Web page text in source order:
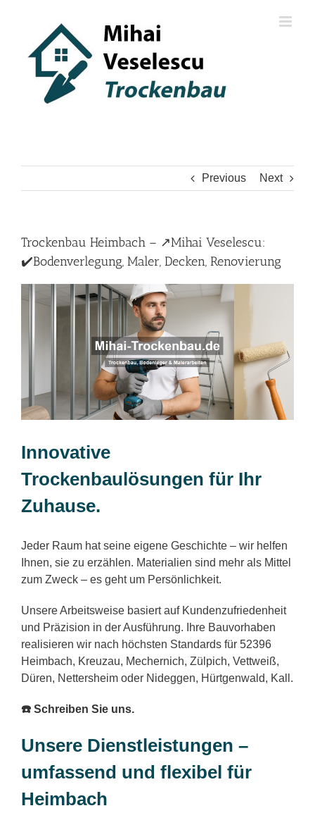
Previous Next
Trockenbau Heimbach – ↗️Mihai Veselescu:
✔️Bodenverlegung, Maler, Decken, Renovierung
Innovative
Trockenbaulösungen für Ihr
Zuhause.
Jeder Raum hat seine eigene Geschichte – wir helfen
Ihnen, sie zu erzählen. Materialien sind mehr als Mittel
zum Zweck – es geht um Persönlichkeit.
Unsere Arbeitsweise basiert auf Kundenzufriedenheit
und Präzision in der Ausführung. Ihre Bauvorhaben
realisieren wir nach höchsten Standards für 52396
Heimbach, Kreuzau, Mechernich, Zülpich, Vettweiß,
Düren, Nettersheim oder Nideggen, Hürtgenwald, Kall.
☎️ Schreiben Sie uns.
Unsere Dienstleistungen –
umfassend und flexibel für
Heimbach